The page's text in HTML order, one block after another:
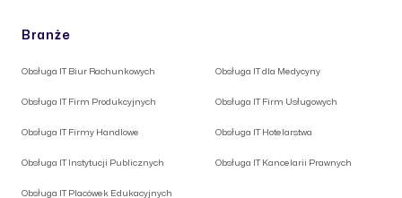
Branże
Obsługa IT Biur Rachunkowych Obsługa IT dla Medycyny
Obsługa IT Firm Produkcyjnych Obsługa IT Firm Usługowych
Obsługa IT Firmy Handlowe Obsługa IT Hotelarstwa
Obsługa IT Instytucji Publicznych Obsługa IT Kancelarii Prawnych
Obsługa IT Placówek Edukacyjnych